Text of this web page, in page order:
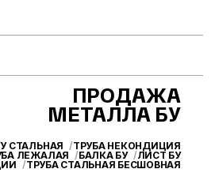
ПРОДАЖА
МЕТАЛЛА БУ
СТАЛЬНАЯ
ТРУБА НЕКОНДИЦИЯ
ЛЕЖАЛАЯ
БАЛКА БУ
ЛИСТ БУ
ТРУБА СТАЛЬНАЯ БЕСШОВНАЯ